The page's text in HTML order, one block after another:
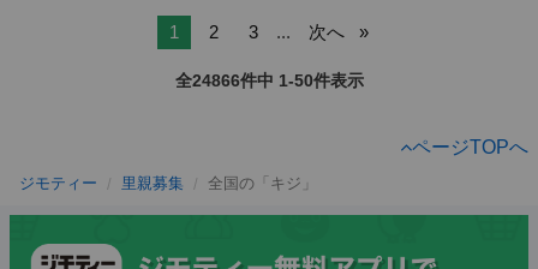
1 2 3 ... 次へ
全24866件中 1-50件表示
ページTOPへ
ジモティー 里親募集 全国の「キジ」